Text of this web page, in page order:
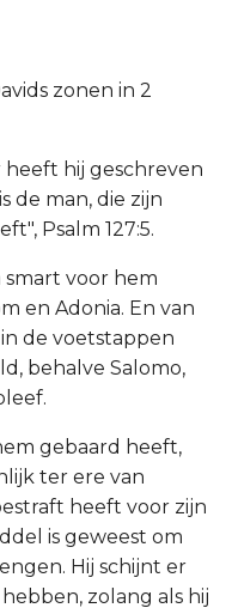
zonen in 2
heeft hij geschreven
de man, die zijn
Psalm 127:5.
smart voor hem
en Adonia. En van
de voetstappen
behalve Salomo,
gebaard heeft,
ter ere van
heeft voor zijn
is geweest om
Hij schijnt er
zolang als hij